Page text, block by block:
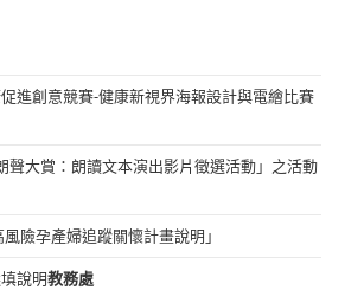
進創意競賽-健康新視界海報設計與電繪比賽
聲大賞：朗讀文本演出影片徵選活動」之活動
險孕產婦追蹤關懷計畫說明」
說明教務處